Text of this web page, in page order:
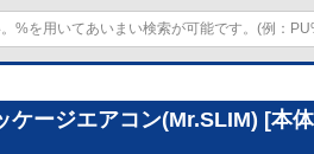
ケージエアコン(Mr.SLIM) [本